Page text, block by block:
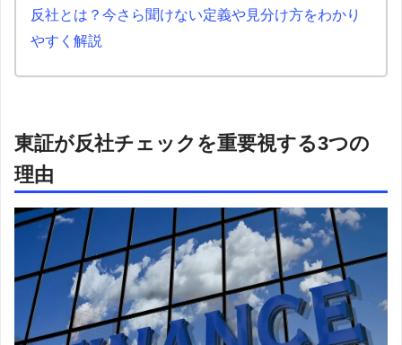
反社とは？今さら聞けない定義や見分け方をわかり
やすく解説
東証が反社チェックを重要視する3つの
理由